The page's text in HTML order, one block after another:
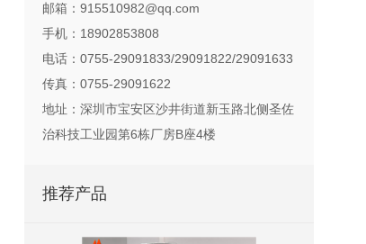
邮箱：915510982@qq.com
手机：18902853808
电话：0755-29091833/29091822/29091633
传真：0755-29091622
地址：深圳市宝安区沙井街道新玉路北侧圣佐
治科技工业园第6栋厂房B座4楼
推荐产品